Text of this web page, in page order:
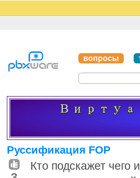
вопросы
Руссификация FOP
Кто подскажет чего